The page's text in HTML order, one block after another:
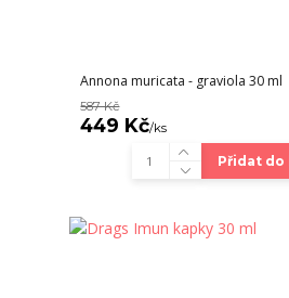
Annona muricata - graviola 30 ml
587 Kč
449 Kč/ks
Přidat do